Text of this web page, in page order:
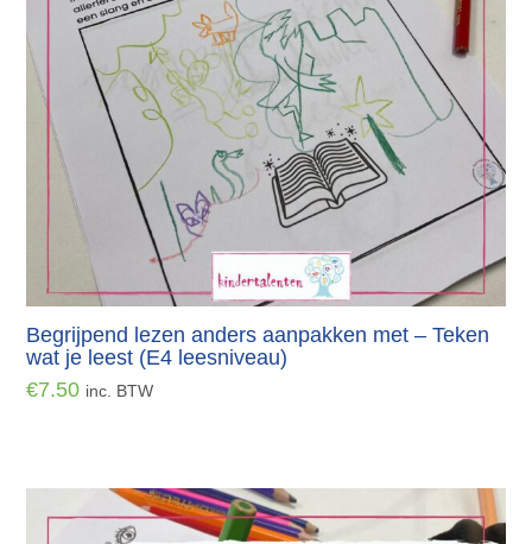
Begrijpend lezen anders aanpakken met – Teken
wat je leest (E4 leesniveau)
€7.50 inc. BTW